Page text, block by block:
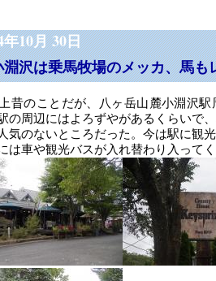
10月 30日
沢は乗馬牧場のメッカ、馬も
昔のことだが、八ヶ岳山麓小淵沢
の周辺にはよろずやがあるくらいで
気のないところだった。今は駅に観
は車や観光バスが入れ替わり入って